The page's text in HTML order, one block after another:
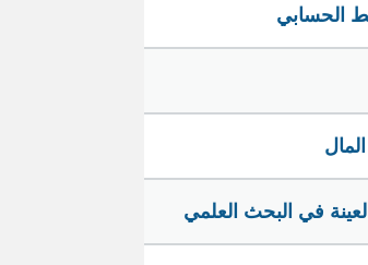
الحسابي
في البحث العلمي